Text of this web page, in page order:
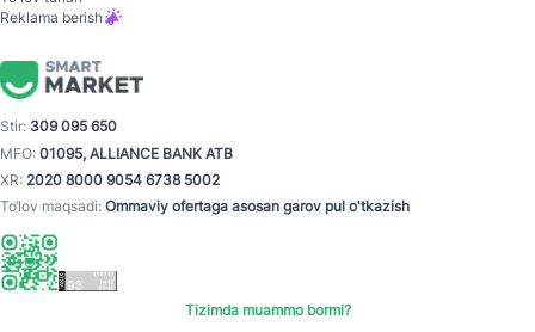
Reklama berish
Stir: 309 095 650
MFO: 01095, ALLIANCE BANK ATB
XR: 2020 8000 9054 6738 5002
To‘lov maqsadi: Ommaviy ofertaga asosan garov pul o'tkazish
Tizimda muammo bormi?